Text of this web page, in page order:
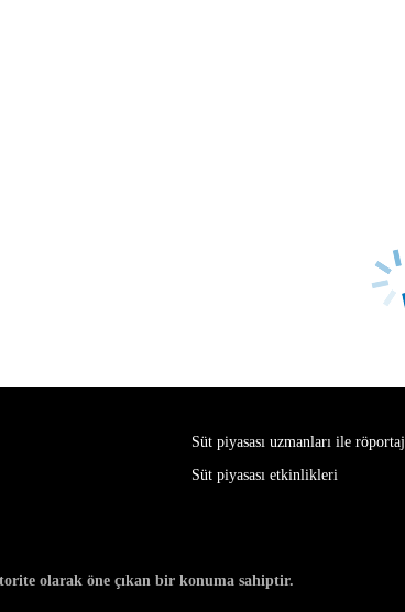
Süt piyasası uzmanları ile röportaj
Süt piyasası etkinlikleri
olarak öne çıkan bir konuma sahiptir.